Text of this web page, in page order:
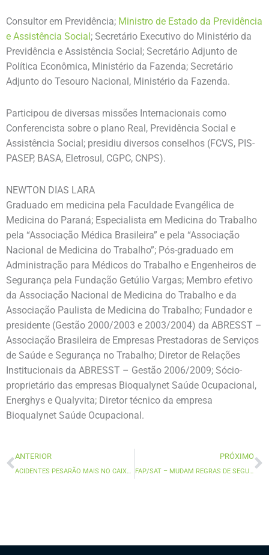
Consultor em Previdência; Ministro de Estado da Previdência
e Assistência Social; Secretário Executivo do Ministério da
Previdência e Assistência Social; Secretário Adjunto de
Política Econômica, Ministério da Fazenda; Secretário
Adjunto do Tesouro Nacional, Ministério da Fazenda.
Participou de diversas missões Internacionais como
Conferencista sobre o plano Real, Previdência Social e
Assistência Social; presidiu diversos conselhos (FCVS, PIS-
PASEP, BASA, Eletrosul, CGPC, CNPS).
NEWTON DIAS LARA
Graduado em medicina pela Faculdade Evangélica de
Medicina do Paraná; Especialista em Medicina do Trabalho
pela “Associação Médica Brasileira” e pela “Associação
Nacional de Medicina do Trabalho”; Pós-graduado em
Administração para Médicos do Trabalho e Engenheiros de
Segurança pela Fundação Getúlio Vargas; Membro efetivo
da Associação Nacional de Medicina do Trabalho e da
Associação Paulista de Medicina do Trabalho; Fundador e
presidente (Gestão 2000/2003 e 2003/2004) da ABRESST –
Associação Brasileira de Empresas Prestadoras de Serviços
de Saúde e Segurança no Trabalho; Diretor de Relações
Institucionais da ABRESST – Gestão 2006/2009; Sócio-
proprietário das empresas Bioqualynet Saúde Ocupacional,
Energhys e Qualyvita; Diretor técnico da empresa
Bioqualynet Saúde Ocupacional.
Prev
ANTERIOR
ACIDENTES PESARÃO MAIS NO CAIXA DAS EMPRESAS
PRÓXIMO
FAP/SAT – MUDAM REGRAS DE SEGURO DE ACIDENTES